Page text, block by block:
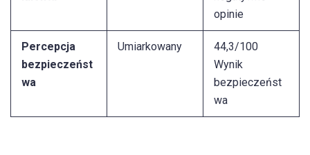
opinie
Percepcja
bezpieczeńst
wa
Umiarkowany
44,3/100
Wynik
bezpieczeńst
wa